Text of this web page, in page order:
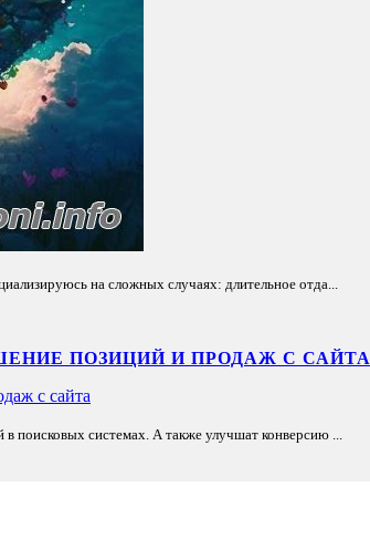
на сложных случаях: длительное отда...
ПОЗИЦИЙ И ПРОДАЖ С САЙТА
поисковых системах. А также улучшат конверсию ...